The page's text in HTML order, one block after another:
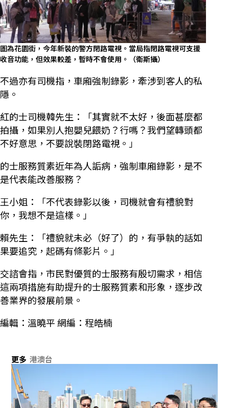
圖為花園街，今年新裝的警方閉路電視。當局指閉路電視可支援
收音功能，但效果較差，暫時不會使用。（衛斯攝）
不過亦有司機指，車廂強制錄影，牽涉到客人的私
隱。
紅的士司機韓先生：「其實就不太好，後面甚麼都
拍攝，如果別人抱嬰兒餵奶？行嗎？我們望轉頭都
不好意思，不要說裝閉路電視。」
的士服務質素近年為人詬病，強制車廂錄影，是不
是代表能改善服務？
王小姐：「不代表錄影以後，司機就會有禮貌對
你，我想不是這樣。」
賴先生：「禮貌就未必（好了）的，有爭執的話如
果要追究，起碼有條影片。」
交諮會指，市民對優質的士服務有殷切需求，相信
這兩項措施有助提升的士服務質素和形象，逐步改
善業界的發展前景。
編輯：溫曉平 網編：程皓楠
更多 港澳台